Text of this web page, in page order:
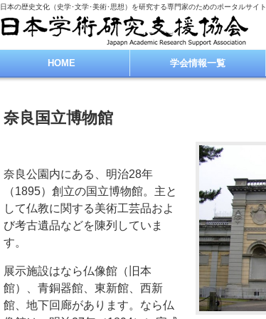
日本の歴史文化（史学･文学･美術･思想）を研究する専門家のためのポータルサイト
HOME 学会情報一覧
奈良国立博物館
奈良公園内にある、明治28年
（1895）創立の国立博物館。主と
して仏教に関する美術工芸品およ
び考古遺品などを陳列していま
す。
展示施設はなら仏像館（旧本
館）、青銅器館、東新館、西新
館、地下回廊があります。なら仏